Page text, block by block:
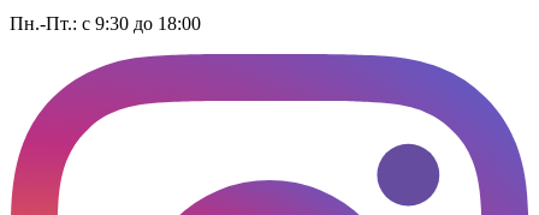
Пн.-Пт.: с 9:30 до 18:00